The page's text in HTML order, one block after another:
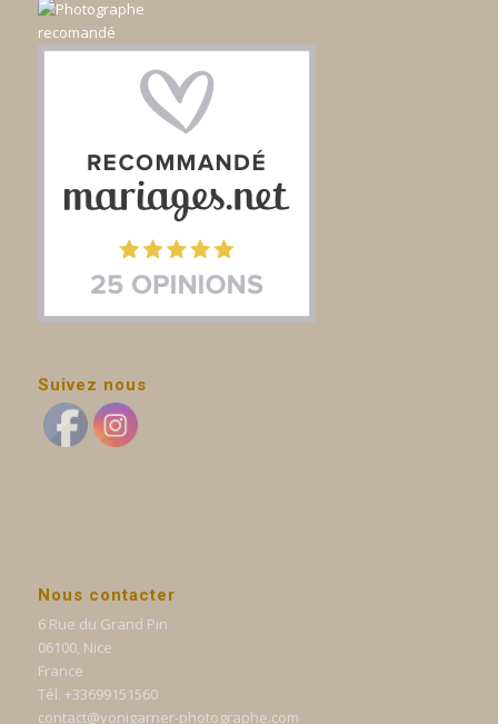
Suivez nous
Nous contacter
6 Rue du Grand Pin
06100, Nice
France
Tél. +33699151560
contact@yonigarner-photographe.com